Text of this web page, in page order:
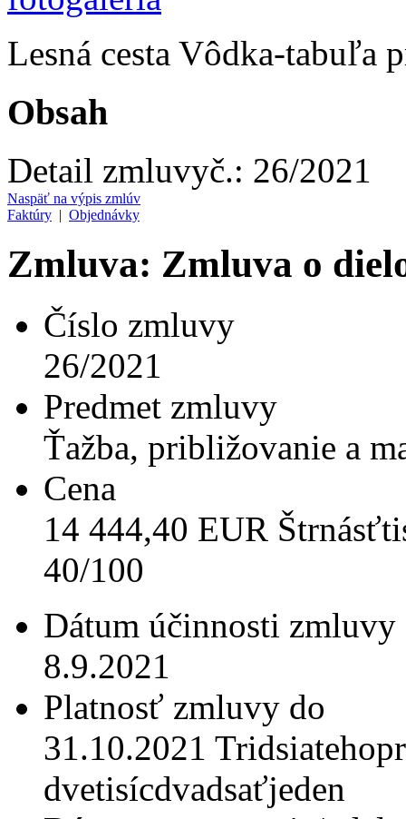
Lesná cesta Vôdka-tabuľa
Obsah
Detail zmluvyč.: 26/2021
Naspäť na výpis zmlúv
Faktúry | Objednávky
Zmluva: Zmluva o
Číslo zmluvy
26/2021
Predmet zmluvy
Ťažba, približovanie a
Cena
14 444,40 EUR
40/100
Dátum účinnosti zmluvy
8.9.2021
Platnosť zmluvy do
31.10.2021
dvetisícdvadsaťjeden